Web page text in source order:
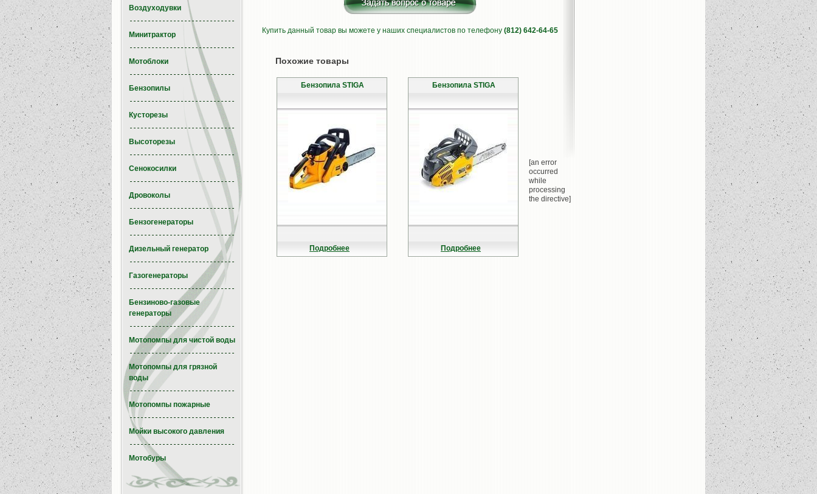
Купить данный товар вы можете у наших специалистов по телефону (812) 642-64-65
Похожие товары
Бензопила STIGA
Подробнее
Бензопила STIGA
Подробнее
[an error
occurred
while
processing
the directive]
Воздуходувки
Минитрактор
Мотоблоки
Бензопилы
Кусторезы
Высоторезы
Сенокосилки
Дровоколы
Бензогенераторы
Дизельный генератор
Газогенераторы
Бензиново-газовые
генераторы
Мотопомпы для чистой воды
Мотопомпы для грязной
воды
Мотопомпы пожарные
Мойки высокого давления
Мотобуры